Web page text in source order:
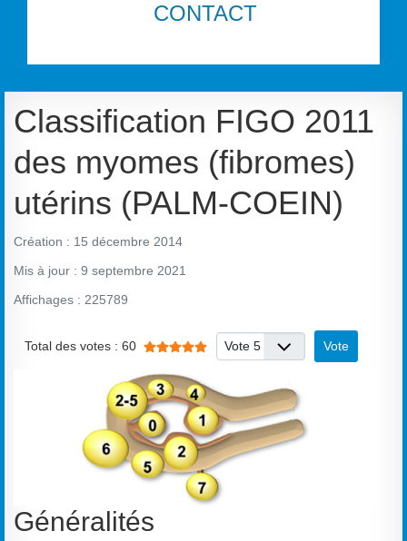
CONTACT
Classification FIGO 2011
des myomes (fibromes)
utérins (PALM-COEIN)
Création : 15 décembre 2014
Mis à jour : 9 septembre 2021
Affichages : 225789
Total des votes : 60 Veuillez voter
Généralités